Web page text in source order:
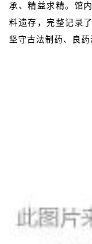
承、精益求精。馆
料遗存，完整记录
坚守古法制药、良药